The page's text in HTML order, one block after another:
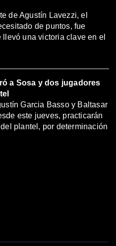
de Agustín Lavezzi, el
de puntos, fue
una victoria clave en el
a Sosa y dos jugadores
Garcia Basso y Baltasar
este jueves, practicarán
plantel, por determinación